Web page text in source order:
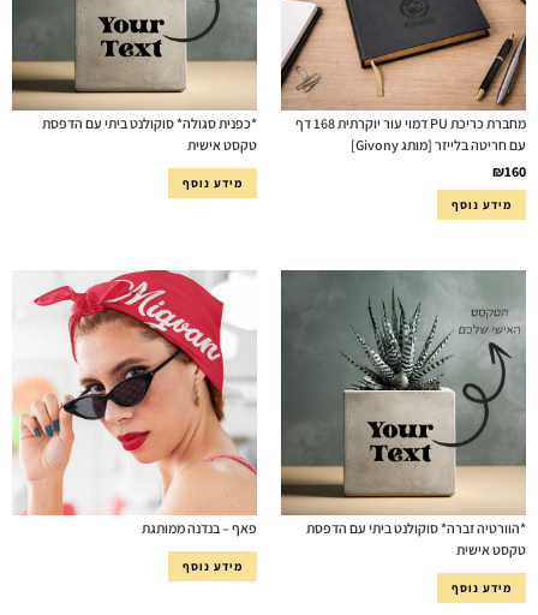
מחברת כריכת PU דמוי עור יוקרתית 168 דף
עם חריטה בלייזר [מותג Givony]
₪160
מידע נוסף
*כפנית סגולה* סוקולנט ביתי עם הדפסת
טקסט אישית
מידע נוסף
*הוורטיה זברה* סוקולנט ביתי עם הדפסת
טקסט אישית
מידע נוסף
פאף – בנדנה ממותגת
מידע נוסף